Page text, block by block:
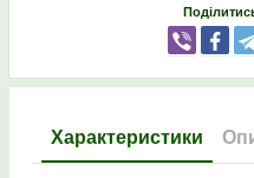
Характеристики